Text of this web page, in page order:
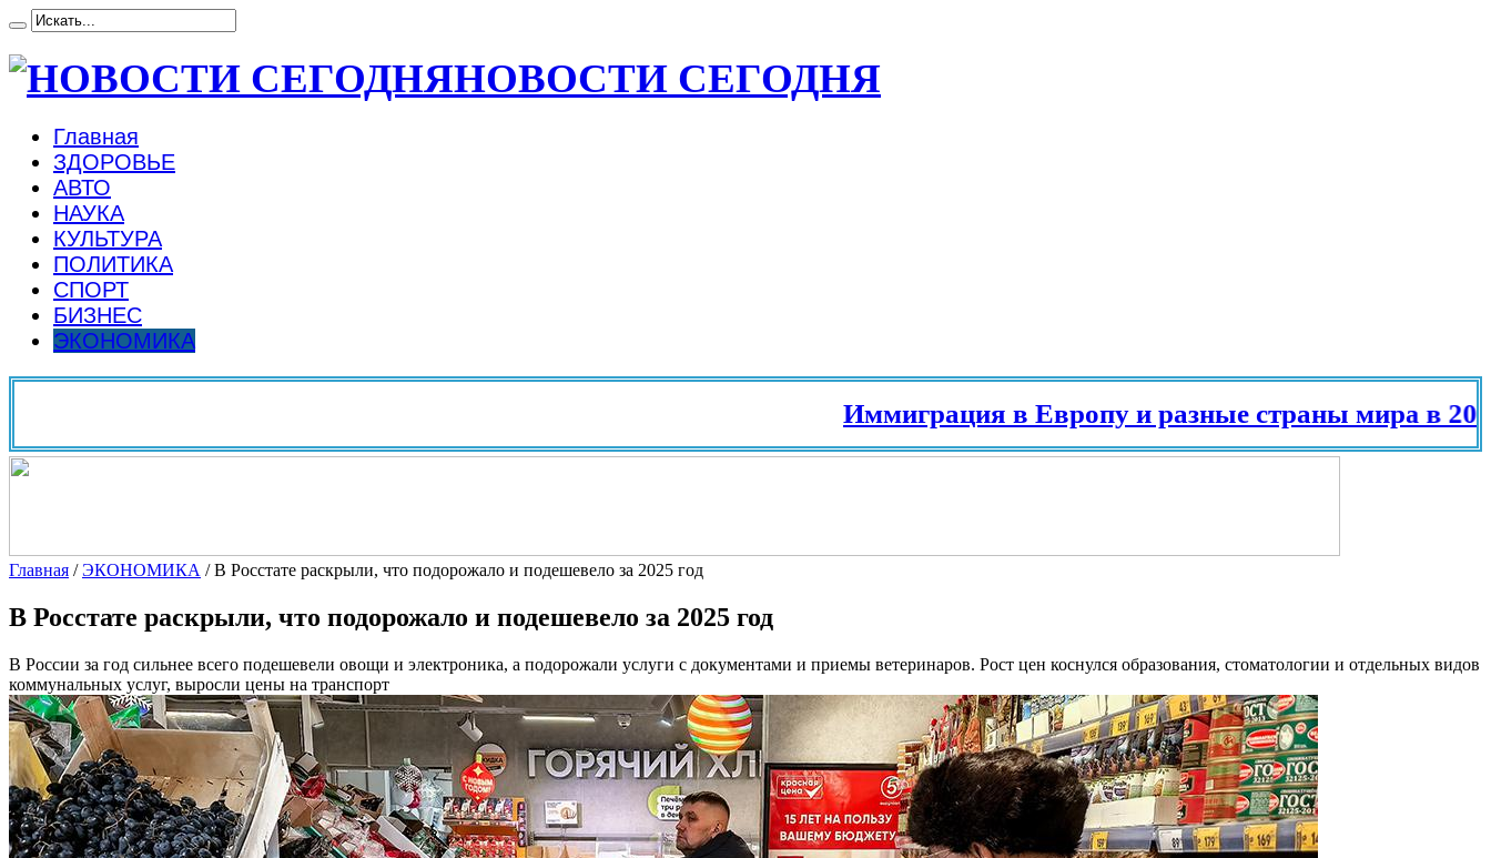
НОВОСТИ СЕГОДНЯ
Главная
ЗДОРОВЬЕ
АВТО
НАУКА
КУЛЬТУРА
ПОЛИТИКА
СПОРТ
БИЗНЕС
ЭКОНОМИКА
Иммиграция в Европу и разные страны мира в 2025 году
Главная /ЭКОНОМИКА /В Росстате раскрыли, что подорожало и подешевело за 2025 год
В Росстате раскрыли, что подорожало и подешевело за 2025 год
В России за год сильнее всего подешевели овощи и электроника, а подорожали услуги с документами и приемы ветеринаров. Рост цен коснулся образования, стоматологии и отдельных видов
коммунальных услуг, выросли цены на транспорт